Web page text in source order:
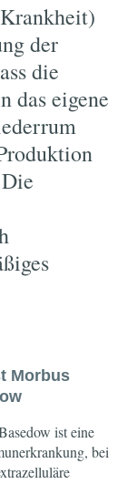
der
die
das eigene
Morbus
ist eine
bei